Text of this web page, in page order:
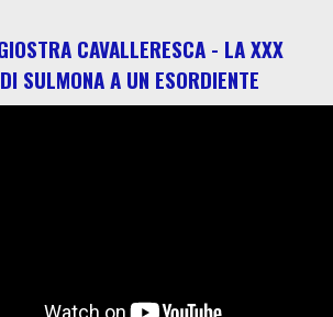
CAVALLERESCA - LA XXX
SULMONA A UN ESORDIENTE